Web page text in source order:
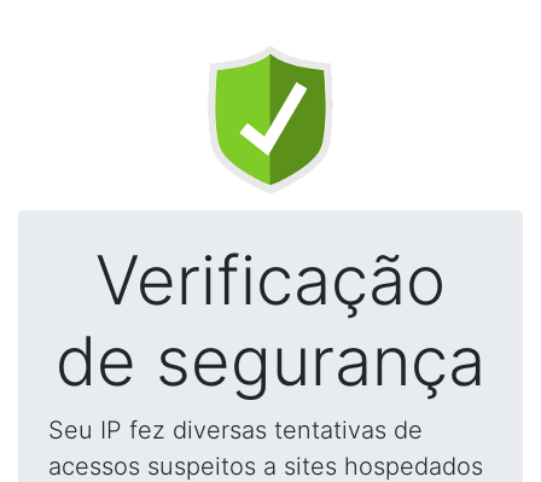
Verificação
de segurança
Seu IP fez diversas tentativas de
acessos suspeitos a sites hospedados